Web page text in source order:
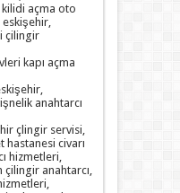
kilidi açma oto
eskişehir,
çilingir
kapı açma
anahtarcı
çlingir servisi,
hastanesi civarı
hizmetleri,
çilingir anahtarcı,